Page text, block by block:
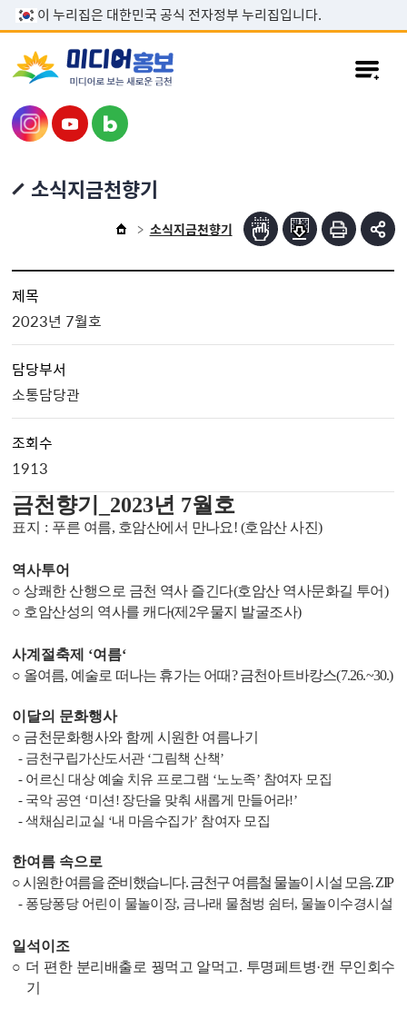
본문 바로가기
이 누리집은 대한민국 공식 전자정부 누리집입니다.
소식지금천향기
소식지금천향기
제목
2023년 7월호
담당부서
소통담당관
조회수
1913
금천향기 _2023년 7월호
표지 : 푸른 여름, 호암산에서 만나요! (호암산 사진)
역사투어
○ 상쾌한 산행으로 금천 역사 즐긴다(호암산 역사문화길 투어)
○ 호암산성의 역사를 캐다(제 2우물지 발굴조사)
사계절축제 ‘여름‘
○ 올여름, 예술로 떠나는 휴가는 어때?금천아트바캉스(7.26.~30.)
이달의 문화행사
○ 금천문화행사와 함께 시원한 여름나기
- 금천구립가산도서관 ‘그림책 산책’
- 어르신 대상 예술 치유 프로그램 ‘노노족’ 참여자 모집
- 국악 공연 ‘미션 ! 장단을 맞춰 새롭게 만들어라!’
-색채심리교실 ‘내 마음수집가’ 참여자 모집
한여름 속으로
○시원한 여름을 준비했습니다.금천구 여름철 물놀이 시설 모음. ZIP
- 퐁당퐁당 어린이 물놀이장, 금나래 물첨벙 쉼터, 물놀이수경시설
일석이조
○ 더 편한 분리배출로 꿩먹고 알먹고. 투명페트병·캔 무인회수
기